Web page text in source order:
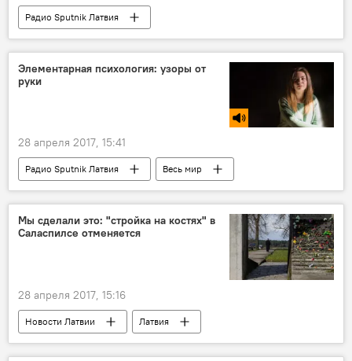
Радио Sputnik Латвия
Элементарная психология: узоры от
руки
28 апреля 2017, 15:41
Радио Sputnik Латвия
Весь мир
Виктория Тигиева
рисунок
Мы сделали это: "стройка на костях" в
Саласпилсе отменяется
28 апреля 2017, 15:16
Новости Латвии
Латвия
Саласпилс
Александр Ржавин